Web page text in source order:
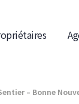
– Bonne